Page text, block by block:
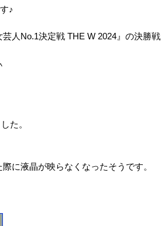
♪
人No.1決定戦 THE W 2024』の決勝
た。
に液晶が映らなくなったそうです。